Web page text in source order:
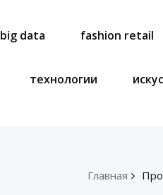
big data fashion retail
технологии
Главная